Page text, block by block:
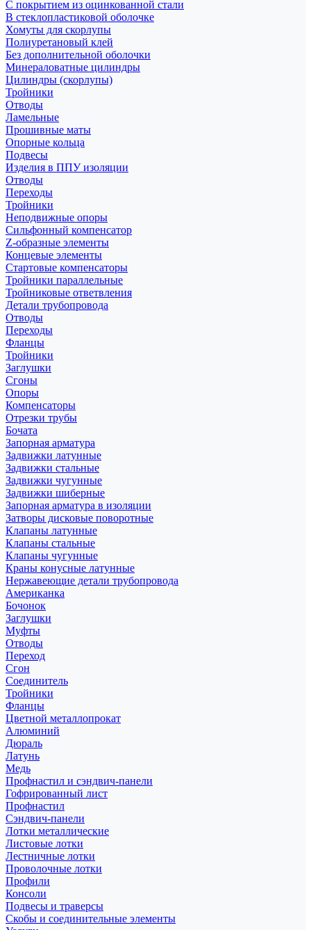
С покрытием из оцинкованной стали
В стеклопластиковой оболочке
Хомуты для скорлупы
Полиуретановый клей
Без дополнительной оболочки
Минераловатные цилиндры
Цилиндры (скорлупы)
Тройники
Отводы
Ламельные
Прошивные маты
Опорные кольца
Подвесы
Изделия в ППУ изоляции
Отводы
Переходы
Тройники
Неподвижные опоры
Cильфонный компенсатор
Z-образные элементы
Концевые элементы
Стартовые компенсаторы
Тройники параллельные
Тройниковые ответвления
Детали трубопровода
Отводы
Переходы
Фланцы
Тройники
Заглушки
Сгоны
Опоры
Компенсаторы
Отрезки трубы
Бочата
Запорная арматура
Задвижки латунные
Задвижки стальные
Задвижки чугунные
Задвижки шиберные
Запорная арматура в изоляции
Затворы дисковые поворотные
Клапаны латунные
Клапаны стальные
Клапаны чугунные
Краны конусные латунные
Нержавеющие детали трубопровода
Американка
Бочонок
Заглушки
Муфты
Отводы
Переход
Сгон
Соединитель
Тройники
Фланцы
Цветной металлопрокат
Алюминий
Дюраль
Латунь
Медь
Профнастил и сэндвич-панели
Гофрированный лист
Профнастил
Сэндвич-панели
Лотки металлические
Листовые лотки
Лестничные лотки
Проволочные лотки
Профили
Консоли
Подвесы и траверсы
Скобы и соединительные элементы